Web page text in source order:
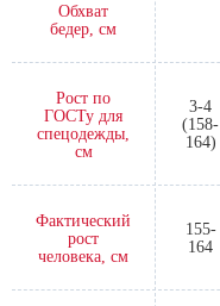
Обхват
бедер, см
Рост по
ГОСТу для
спецодежды,
см
3-4
(158-
164)
Фактический
рост
человека, см
155-
164